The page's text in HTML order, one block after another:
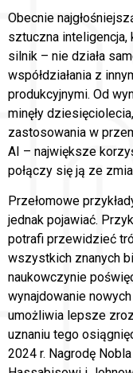
Obecnie
sztuczna
silnik – nie działa
współdziałania z
produkcyjnymi. Od
minęły
zastosowania w
AI – największe
połączy się ją ze
Przełomowe
jednak pojawiać.
potrafi przewidzieć
wszystkich znanych
naukowczynie
wynajdowanie
umożliwia lepsze
uznaniu tego
2024 r. Nagrodę